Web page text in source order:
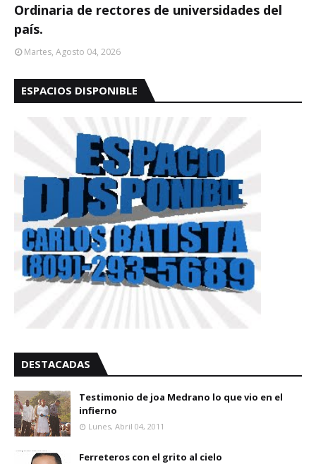
Ordinaria de rectores de universidades del
país.
Martes, Agosto 04, 2026
ESPACIOS DISPONIBLE
DESTACADAS
Testimonio de joa Medrano lo que vio en el
infierno
Lunes, Abril 04, 2011
Ferreteros con el grito al cielo